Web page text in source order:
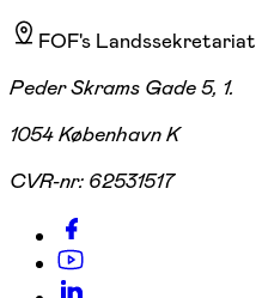
FOF's Landssekretariat
Peder Skrams Gade 5, 1.
1054 København K
CVR-nr: 62531517